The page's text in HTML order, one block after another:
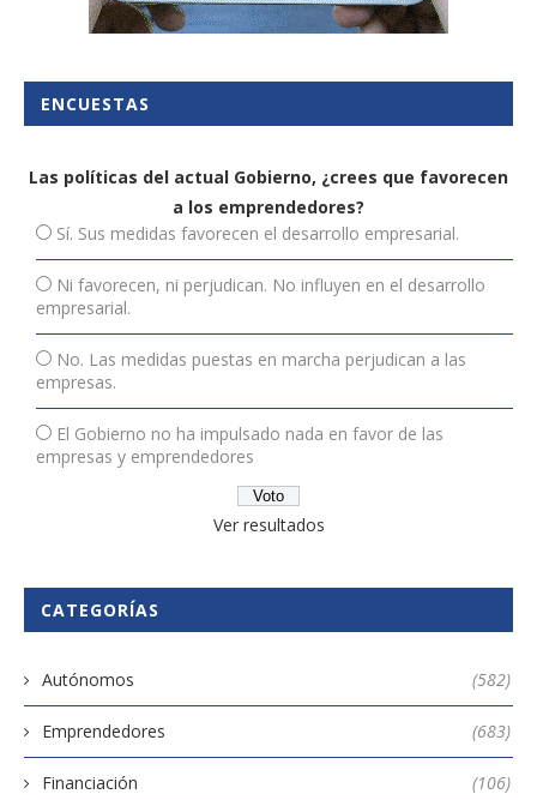
ENCUESTAS
Las políticas del actual Gobierno, ¿crees que favorecen
a los emprendedores?
Sí. Sus medidas favorecen el desarrollo empresarial.
Ni favorecen, ni perjudican. No influyen en el desarrollo
empresarial.
No. Las medidas puestas en marcha perjudican a las
empresas.
El Gobierno no ha impulsado nada en favor de las
empresas y emprendedores
Ver resultados
CATEGORÍAS
Autónomos (582)
Emprendedores (683)
Financiación (106)